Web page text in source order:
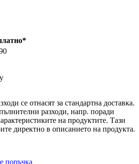
се отнасят за стандартна доставка.
разходи, напр. поради
на продуктите. Тази
директно в описанието на продукта.
поръчка